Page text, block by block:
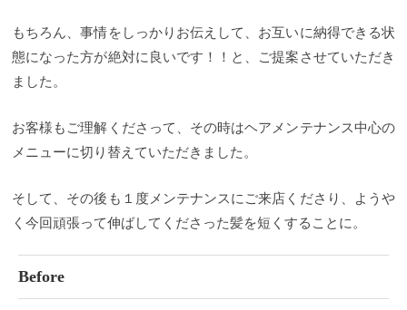
になるくせ毛、うねり広がりについて 「ポイントパ
ーマ」でくせを扱いやすくして解決 必要な部分だけ
軽めな縮毛矯正を お客様のくせに合わせた施術を く
す。直毛に見えても、部分的にくせ毛が混ざってい
です。そもそもくせ毛は「先天性くせ毛」と「後天
原因は、遺伝の影響が大きいと言われています。両
親のどちらかがくせ毛であれば70％以上の確率でく
せ毛になります。両親が直毛でも、先祖がくせ毛で
くせ毛 くせ毛は先天性の遺伝によることも多いです
ンスの影響でくせ毛になる人もいます。女性の場合
もちろん、事情をしっかりお伝えして、お互いに納得できる状
態になった方が絶対に良いです！！と、ご提案させていただき
ました。
お客様もご理解くださって、その時はヘアメンテナンス中心の
メニューに切り替えていただきました。
そして、その後も１度メンテナンスにご来店くださり、ようや
く今回頑張って伸ばしてくださった髪を短くすることに。
Before